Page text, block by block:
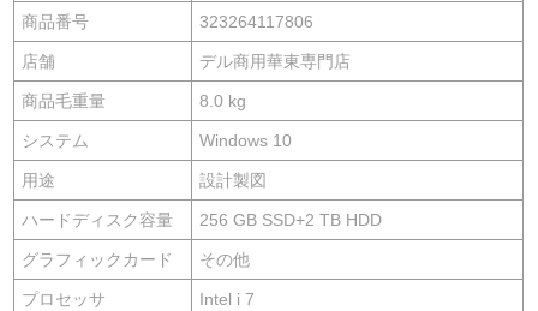
商品番号 323264117806
店舗 デル商用華東専門店
商品毛重量 8.0 kg
システム Windows 10
用途 設計製図
ハードディスク容量 256 GB SSD+2 TB HDD
グラフィックカード その他
プロセッサ Intel i 7